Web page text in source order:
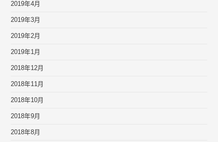
2019年4月
2019年3月
2019年2月
2019年1月
2018年12月
2018年11月
2018年10月
2018年9月
2018年8月